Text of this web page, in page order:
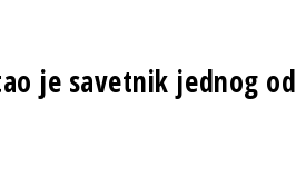
je savetnik jednog